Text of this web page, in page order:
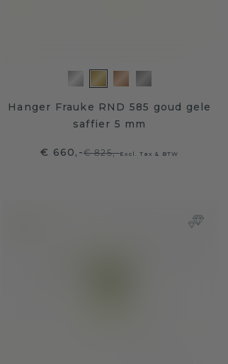
Hanger Frauke RND 585 goud gele
saffier 5 mm
€ 660,-€ 825,-Excl. Tax & BTW